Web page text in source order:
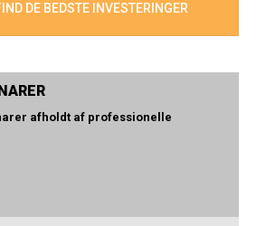
DE BEDSTE INVESTERINGER
afholdt af professionelle